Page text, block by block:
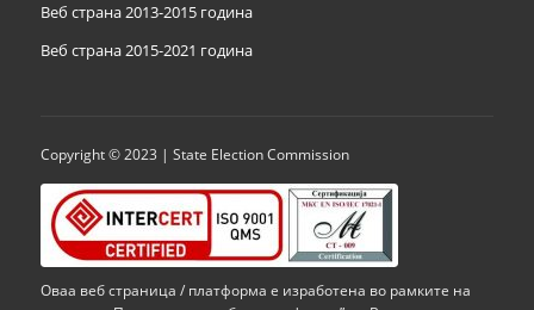
Веб страна 2013-2015 година
Веб страна 2015-2021 година
Copyright © 2023 | State Election Commission
Оваа веб страница / платформа е изработена во рамките на